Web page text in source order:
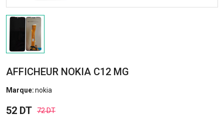
AFFICHEUR NOKIA C12 MG
Marque:nokia
52 DT 72 DT